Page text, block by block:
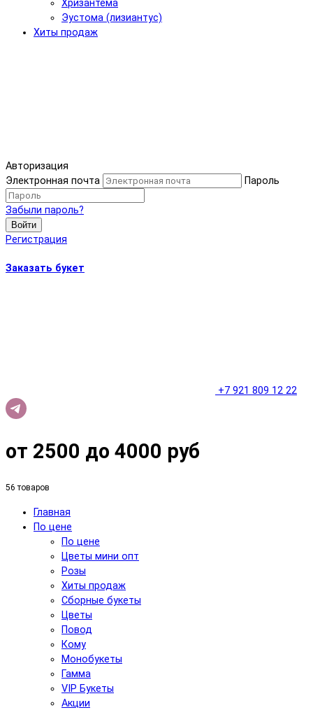
Хризантема
Эустома (лизиантус)
Хиты продаж
Авторизация
Электронная почта
Пароль
Забыли пароль?
Войти
Регистрация
Заказать букет
+7 921 809 12 22
от 2500 до 4000 руб
56 товаров
Главная
По цене
По цене
Цветы мини опт
Розы
Хиты продаж
Сборные букеты
Цветы
Повод
Кому
Монобукеты
Гамма
VIP Букеты
Акции